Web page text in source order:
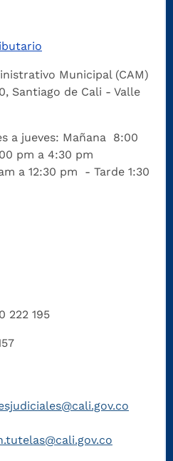
Municipal (CAM)
Santiago de Cali - Valle
a jueves: Mañana 8:00
pm a 4:30 pm
a 12:30 pm - Tarde 1:30
222 195